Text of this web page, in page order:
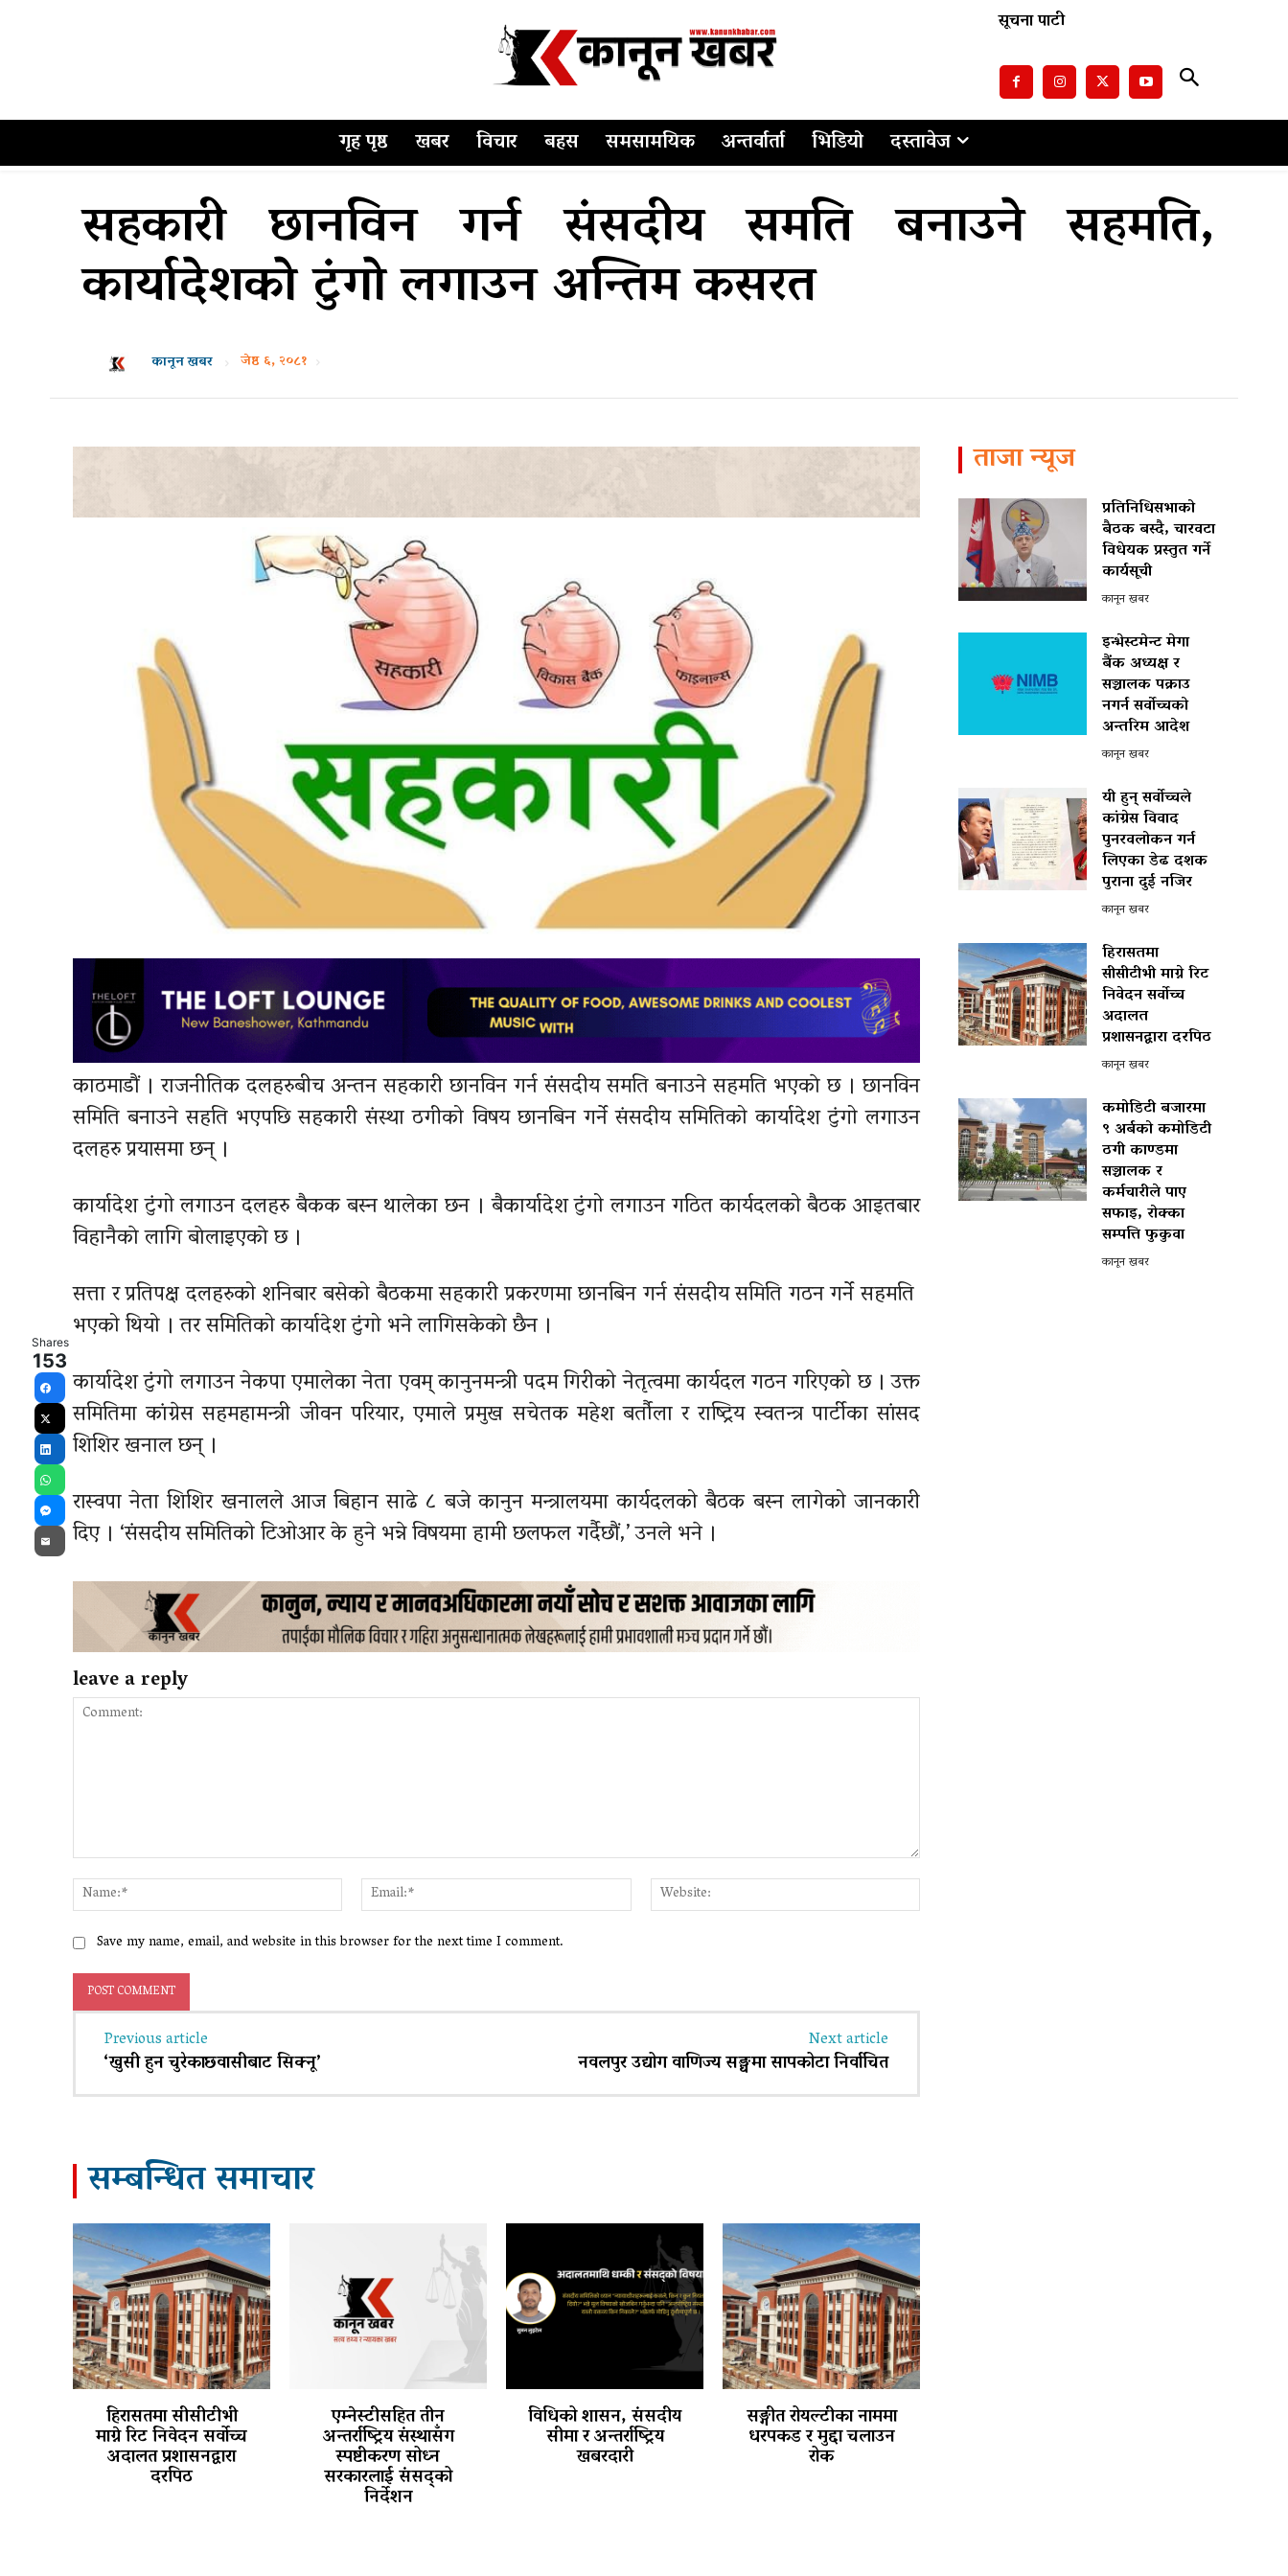
सूचना पाटी
गृह पृष्ठ खबर विचार बहस समसामयिक अन्तर्वार्ता भिडियो दस्तावेज
सहकारी छानविन गर्न संसदीय समति बनाउने सहमति,
कार्यादेशकाे टुंगाे लगाउन अन्तिम कसरत
कानून खबर जेष्ठ ६, २०८१
काठमाडौं । राजनीतिक दलहरुबीच अन्तन सहकारी छानविन गर्न संसदीय समति बनाउने सहमति भएकाे छ । छानविन
समिति बनाउने सहति भएपछि सहकारी संस्था ठगीको विषय छानबिन गर्ने संसदीय समितिको कार्यादेश टुंगो लगाउन
दलहरु प्रयासमा छन् ।
कार्यादेश टुंगो लगाउन दलहरु बै‌कक बस्न थालेका छन । बैकार्यादेश टुंगो लगाउन गठित कार्यदलको बैठक आइतबार
विहानैकाे लागि बाेलाइएकाे छ ।
सत्ता र प्रतिपक्ष दलहरुको शनिबार बसेको बैठकमा सहकारी प्रकरणमा छानबिन गर्न स‌ंसदीय समिति गठन गर्ने सहमति
भएको थियो । तर समितिको कार्यादेश टुंगो भने लागिसकेकाे छैन ।
कार्यादेश टुंगो लगाउन नेकपा एमालेका नेता एवम् कानुनमन्त्री पदम गिरीको नेतृत्वमा कार्यदल गठन गरिएको छ । उक्त
समितिमा कांग्रेस सहमहामन्त्री जीवन परियार, एमाले प्रमुख सचेतक महेश बर्तौला र राष्ट्रिय स्वतन्त्र पार्टीका सांसद
शिशिर खनाल छन् ।
रास्वपा नेता शिशिर खनालले आज बिहान साढे ८ बजे कानुन मन्त्रालयमा कार्यदलको बैठक बस्न लागेको जानकारी
दिए । ‘संसदीय समितिको टिओआर के हुने भन्ने विषयमा हामी छलफल गर्दैछौं,’ उनले भने ।
leave a reply
Name:*
Email:*
Save my name, email, and website in this browser for the next time I comment.
Previous article
‘खुसी हुन चुरेकाछवासीबाट सिक्नू’
Next article
नवलपुर उद्योग वाणिज्य सङ्घमा सापकोटा निर्वाचित
सम्बन्धित समाचार
हिरासतमा सीसीटीभी
माग्ने रिट निवेदन सर्वोच्च
अदालत प्रशासनद्वारा
दरपिठ
एम्नेस्टीसहित तीन
अन्तर्राष्ट्रिय संस्थासँग
स्पष्टीकरण सोध्न
सरकारलाई संसद्को
निर्देशन
विधिको शासन, संसदीय
सीमा र अन्तर्राष्ट्रिय
खबरदारी
सङ्गीत रोयल्टीका नाममा
धरपकड र मुद्दा चलाउन
रोक
ताजा न्यूज
प्रतिनिधिसभाको
बैठक बस्दै, चारवटा
विधेयक प्रस्तुत गर्ने
कार्यसूची
कानून खबर
इन्भेस्टमेन्ट मेगा
बैंक अध्यक्ष र
सञ्चालक पक्राउ
नगर्न सर्वोच्चको
अन्तरिम आदेश
कानून खबर
यी हुन् सर्वोच्चले
कांग्रेस विवाद
पुनरवलोकन गर्न
लिएका डेढ दशक
पुराना दुई नजिर
कानून खबर
हिरासतमा
सीसीटीभी माग्ने रिट
निवेदन सर्वोच्च
अदालत
प्रशासनद्वारा दरपिठ
कानून खबर
कमोडिटी बजारमा
९ अर्बको कमोडिटी
ठगी काण्डमा
सञ्चालक र
कर्मचारीले पाए
सफाइ, रोक्का
सम्पत्ति फुकुवा
कानून खबर
Shares
153
Facebook
X
LinkedIn
WhatsApp
Messenger
Email